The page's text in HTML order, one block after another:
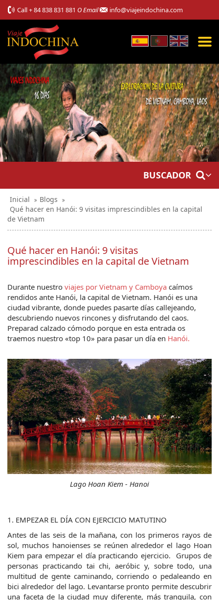
Call+ 84 838 831 881 O Email info@viajeindochina.com
BUSCADOR
Inicial
Blogs
Qué hacer en Hanói: 9 visitas imprescindibles en la capital
de Vietnam
Qué hacer en Hanói: 9 visitas
imprescindibles en la capital de Vietnam
Durante nuestro viajes por Vietnam y Camboya caímos
rendidos ante Hanói, la capital de Vietnam. Hanói es una
ciudad vibrante, donde puedes pasarte días callejeando,
descubriendo nuevos rincones y disfrutando del caos.
Preparad calzado cómodo porque en esta entrada os
traemos nuestro «top 10» para pasar un día en Hanói.
Lago Hoan Kiem - Hanoi
1. EMPEZAR EL DÍA CON EJERCICIO MATUTINO
Antes de las seis de la mañana, con los primeros rayos de
sol, muchos hanoienses se reúnen alrededor el lago Hoan
Kiem para empezar el día practicando ejercicio.  Grupos de
personas practicando tai chi, aeróbic y, sobre todo, una
multitud de gente caminando, corriendo o pedaleando en
bici alrededor del lago. Levantarse pronto permite descubrir
una faceta de la ciudad muy diferente, más tranquila, con